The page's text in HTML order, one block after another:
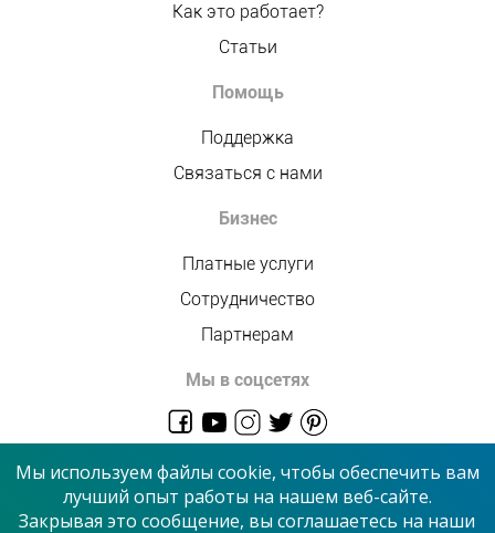
Как это работает?
Статьи
Помощь
Поддержка
Связаться с нами
Бизнес
Платные услуги
Сотрудничество
Партнерам
Мы в соцсетях
Мы используем файлы cookie, чтобы обеспечить вам
лучший опыт работы на нашем веб-сайте.
Закрывая это сообщение, вы соглашаетесь на наши